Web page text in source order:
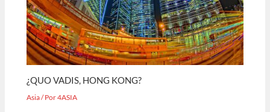
¿QUO VADIS, HONG KONG?
Asia/ Por4ASIA